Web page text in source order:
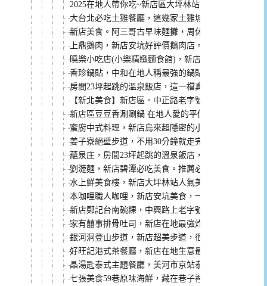
2025在地人帶你吃~新店區大坪林站美食懶人包，小
大台北必吃土雞餐廳，這幾家土雞城吃過就會愛上。
新店美食。阿三哥古早味麵攤，周休三天的在地人口
上鼎鵝肉，新店安坑好評價鵝肉店。鵝肉好吃，老闆
曉樂小吃店(小樂精緻麵食館)，新店在地人氣餐廳，
香珍鍋貼，中和在地人稱最強的鍋貼，一個只要8元
房間23坪起跳的溫泉飯店，這一檔真的讓你加一個大
【新北美食】新店區。中正路老字號麵館 南川麵館
新店區豆豆香涮涮鍋 在地人愛的平價火鍋 服務親切
蜜廚中式料理，新店烏來超隱密的小店，但料理超強
姜子寮絕壁步道，不用30分鐘就走完，親子也適合一
蘊泉庄，房間23坪起跳的溫泉飯店，早餐還是專人送
劉漣麵，新店碧潭必吃美食。推薦必點塔香辣肉醬皮
水上鮮美食樓，新店大坪林站人氣美食，百元熱炒根
本咖哩職人咖哩，新店安坑美食，一開店就客滿的人
新店鄭記台南碗粿，中興路上老字號，在地人都是好
家有囍事排骨吐司，新店在地最強炸排骨，搬家到寶
銀河洞登山步道，新店超美步道，很夯的ig打卡熱點
好旺記港式茶餐廳，新店在地生意最好的茶餐廳！
晶湯匙泰式主題餐廳，美河市京站泰式料理，以前的
七張美食59巷原味海鮮，藏在巷子裡的美味海鮮！